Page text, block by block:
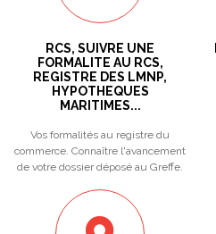
RCS, SUIVRE UNE
FORMALITE AU RCS,
REGISTRE DES LMNP,
HYPOTHEQUES
MARITIMES...
Vos formalités au registre du
commerce. Connaître l'avancement
de votre dossier déposé au Greffe.